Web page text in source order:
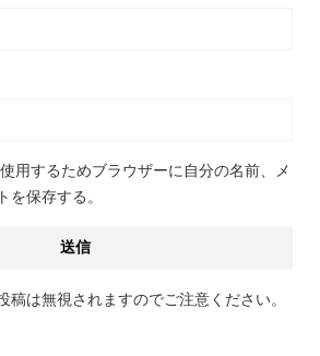
用するためブラウザーに自分の名前、メ
を保存する。
稿は無視されますのでご注意ください。